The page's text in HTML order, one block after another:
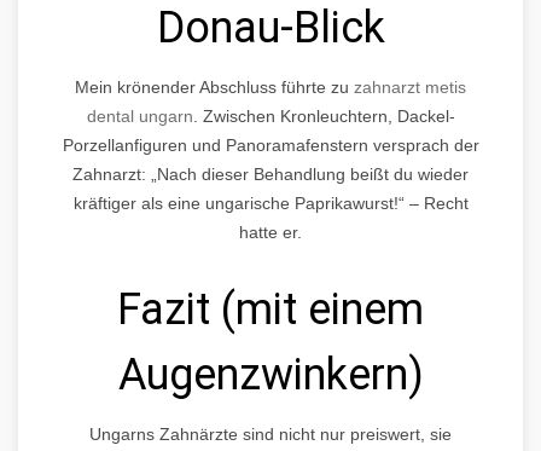
Donau-Blick
Mein krönender Abschluss führte zu zahnarzt metis
dental ungarn . Zwischen Kronleuchtern, Dackel-
Porzellanfiguren und Panoramafenstern versprach der
Zahnarzt: „Nach dieser Behandlung beißt du wieder
kräftiger als eine ungarische Paprikawurst!“ – Recht
hatte er.
Fazit (mit einem
Augenzwinkern)
Ungarns Zahnärzte sind nicht nur preiswert, sie